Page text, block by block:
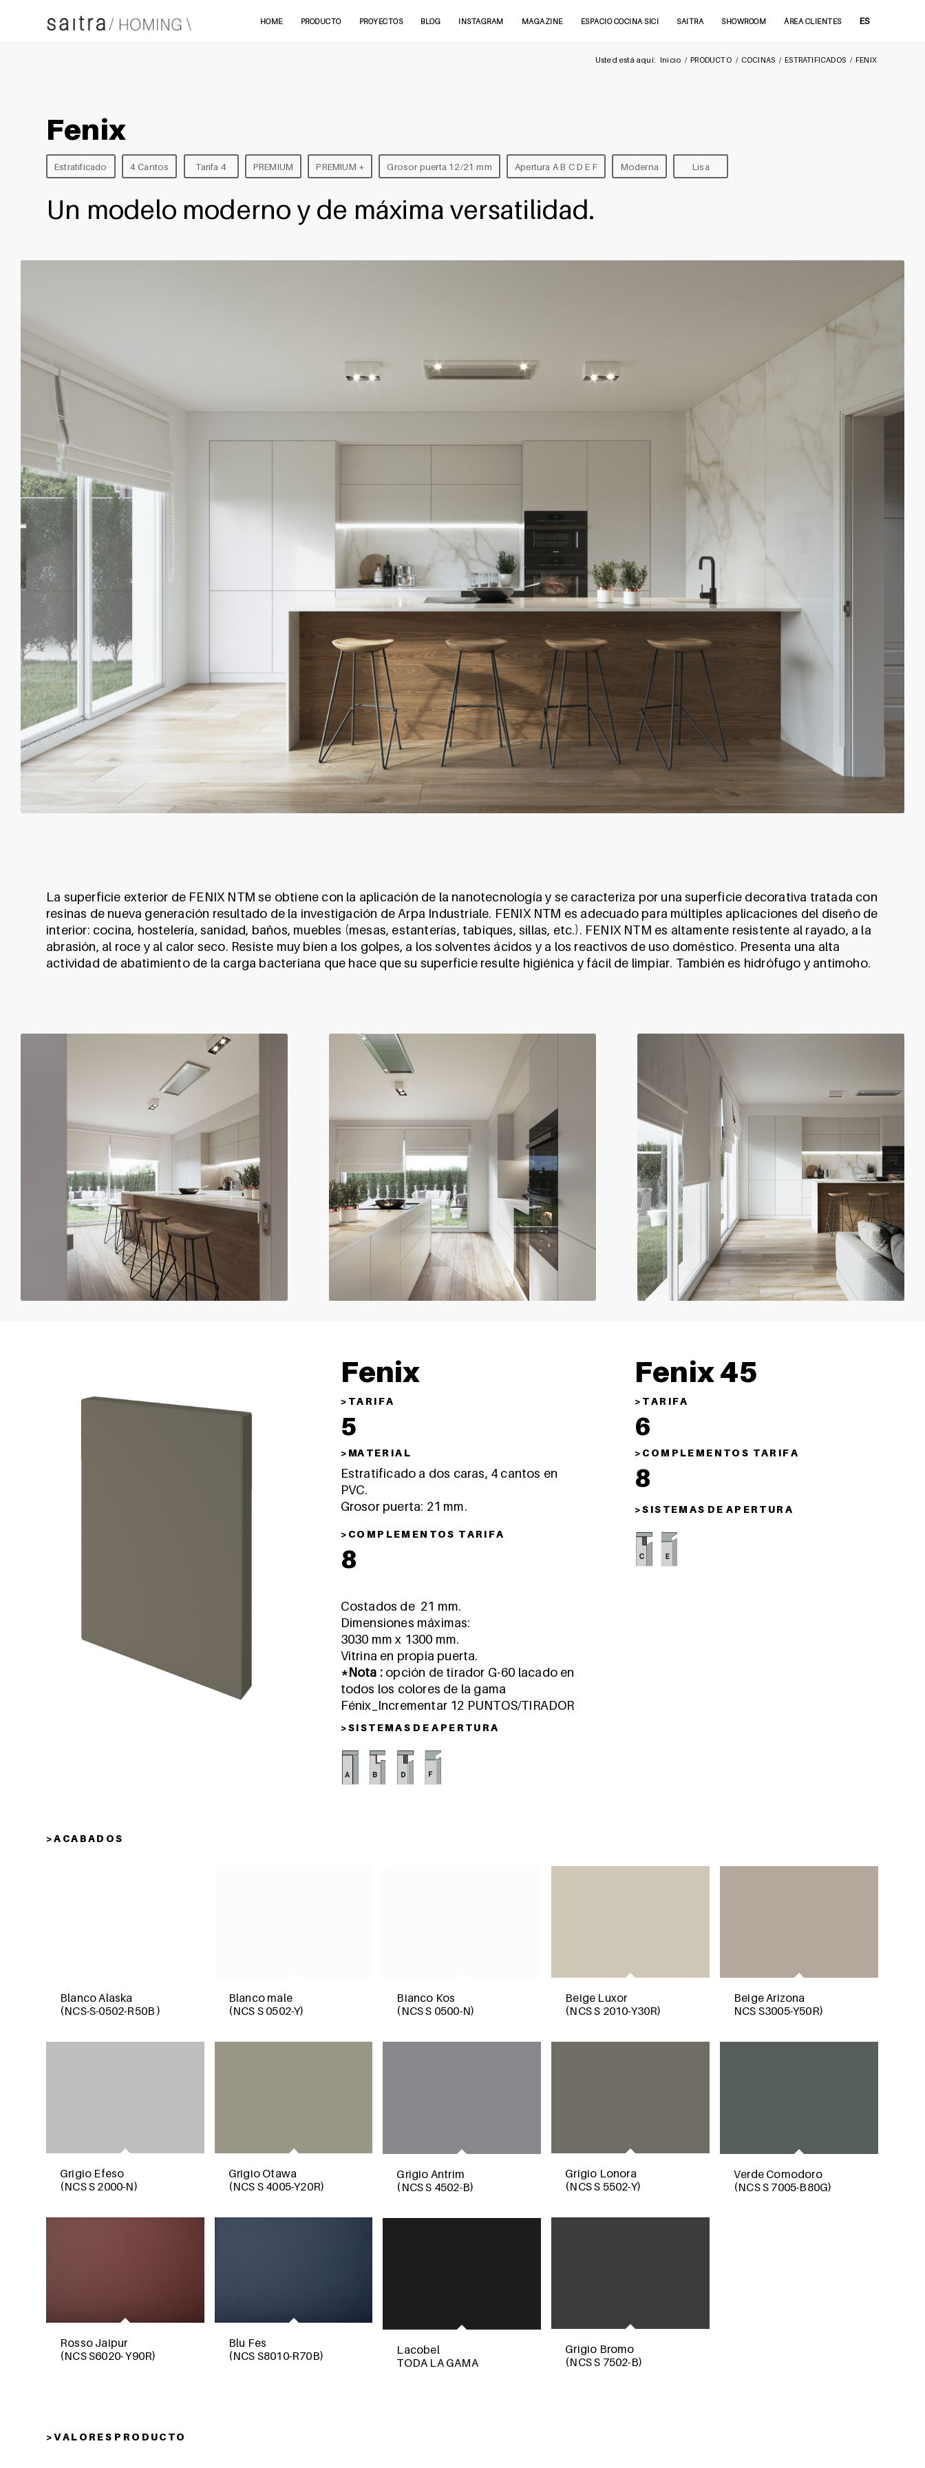
HOME PRODUCTO PROYECTOS BLOG INSTAGRAM MAGAZINE ESPACIO COCINA SICI SAITRA SHOWROOM ÁREA CLIENTES ES
Usted está aquí: Inicio / PRODUCTO / COCINAS / ESTRATIFICADOS / FENIX
Fenix
Estratificado 4 Cantos Tarifa 4 PREMIUM PREMIUM + Grosor puerta 12/21 mm Apertura A B C D E F Moderna Lisa
Un modelo moderno y de máxima versatilidad.
La superficie exterior de FENIX NTM se obtiene con la aplicación de la nanotecnología y se caracteriza por una superficie decorativa tratada con
resinas de nueva generación resultado de la investigación de Arpa Industriale. FENIX NTM es adecuado para múltiples aplicaciones del diseño de
interior: cocina, hostelería, sanidad, baños, muebles (mesas, estanterías, tabiques, sillas, etc.). FENIX NTM es altamente resistente al rayado, a la
abrasión, al roce y al calor seco. Resiste muy bien a los golpes, a los solventes ácidos y a los reactivos de uso doméstico. Presenta una alta
actividad de abatimiento de la carga bacteriana que hace que su superficie resulte higiénica y fácil de limpiar. También es hidrófugo y antimoho.
Fenix
> T A R I F A
5
> MA T E R I A L
Estratificado a dos caras, 4 cantos en
PVC.
Grosor puerta: 21 mm.
> C O M P L E M E N T O S T A R I F A
8
Costados de 21 mm.
Dimensiones máximas:
3030 mm x 1300 mm.
Vitrina en propia puerta.
*Nota :opción de tirador G-60 lacado en
todos los colores de la gama
Fénix_Incrementar 12 PUNTOS/TIRADOR
> S I S T E M A S D E A P E R T U R A
Fenix 45
> T A R I F A
6
> C O M P L E M E N T O S T A R I F A
8
> S I S T E M A S D E A P E R T U R A
> A C A B A D O S
Blanco Alaska
(NCS-S-0502-R50B )
Blanco male
(NCS S 0502-Y)
Bianco Kos
(NCS S 0500-N)
Beige Luxor
(NCS S 2010-Y30R)
Beige Arizona
NCS S3005-Y50R)
Grigio Efeso
(NCS S 2000-N)
Grigio Otawa
(NCS S 4005-Y20R)
Grigio Lonora
(NCS S 5502-Y)
Grigio Antrim
(NCS S 4502-B)
Verde Comodoro
(NCS S 7005-B80G)
Rosso Jaipur
(NCS S6020- Y90R)
Blu Fes
(NCS S8010-R70B)
Grigio Bromo
(NCS S 7502-B)
Lacobel
TODA LA GAMA
> V A L O R E S P R O D U C T O